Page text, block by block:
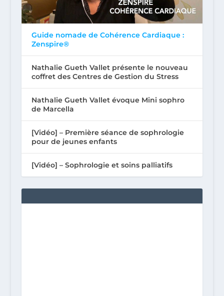
Guide nomade de Cohérence Cardiaque :
Zenspire®
Nathalie Gueth Vallet présente le nouveau
coffret des Centres de Gestion du Stress
Nathalie Gueth Vallet évoque Mini sophro
de Marcella
[Vidéo] – Première séance de sophrologie
pour de jeunes enfants
[Vidéo] – Sophrologie et soins palliatifs